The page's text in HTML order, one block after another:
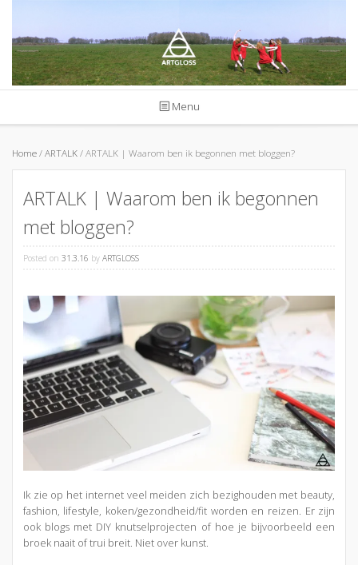
content
Menu
Home/ARTALK/ ARTALK | Waarom ben ik begonnen met bloggen?
ARTALK | Waarom ben ik begonnen
met bloggen?
Posted on 31.3.16 by ARTGLOSS
Ik zie op het internet veel meiden zich bezighouden met beauty,
fashion, lifestyle, koken/gezondheid/fit worden en reizen. Er zijn
ook blogs met DIY knutselprojecten of hoe je bijvoorbeeld een
broek naait of trui breit. Niet over kunst.